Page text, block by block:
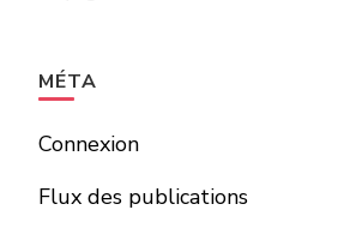
MÉTA
Connexion
Flux des publications